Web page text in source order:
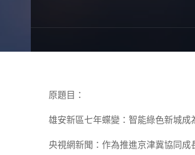
原題目：
雄安新區七年蝶變：智能綠色新城成
央視網新聞：作為推進京津冀協同